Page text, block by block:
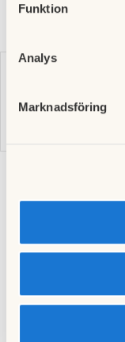
Funktion
Analys
Marknadsföring
Föregående nyhet
Allsång